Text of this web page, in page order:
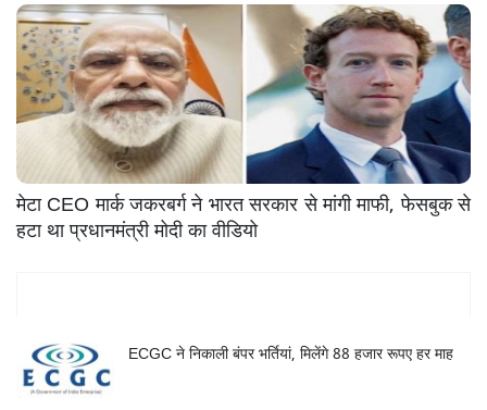
मेटा CEO मार्क जकरबर्ग ने भारत सरकार से मांगी माफी, फेसबुक से
हटा था प्रधानमंत्री मोदी का वीडियो
ECGC ने निकाली बंपर भर्तियां, मिलेंगे 88 हजार रूपए हर माह